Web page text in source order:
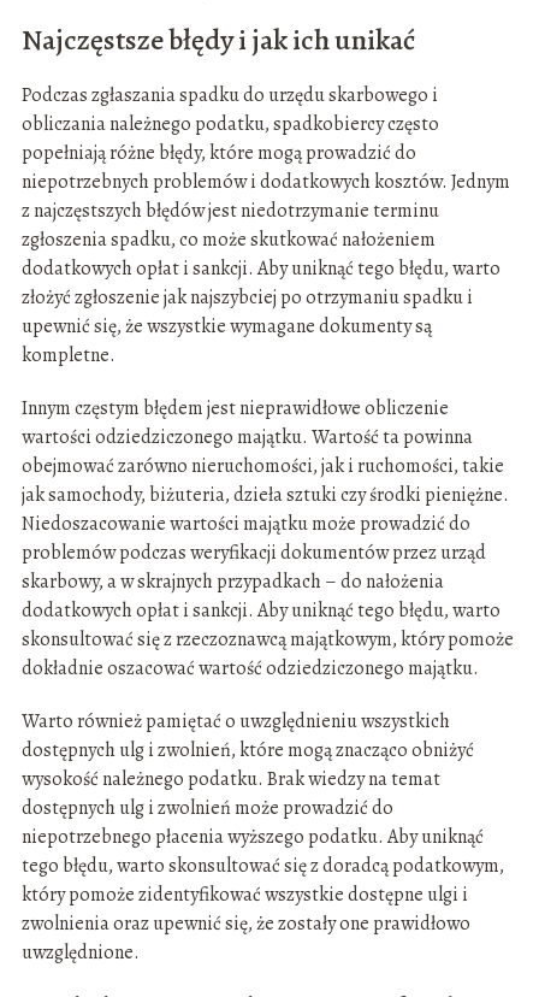
Najczęstsze błędy i jak ich unikać
Podczas zgłaszania spadku do urzędu skarbowego i
obliczania należnego podatku, spadkobiercy często
popełniają różne błędy, które mogą prowadzić do
niepotrzebnych problemów i dodatkowych kosztów. Jednym
z najczęstszych błędów jest niedotrzymanie terminu
zgłoszenia spadku, co może skutkować nałożeniem
dodatkowych opłat i sankcji. Aby uniknąć tego błędu, warto
złożyć zgłoszenie jak najszybciej po otrzymaniu spadku i
upewnić się, że wszystkie wymagane dokumenty są
kompletne.
Innym częstym błędem jest nieprawidłowe obliczenie
wartości odziedziczonego majątku. Wartość ta powinna
obejmować zarówno nieruchomości, jak i ruchomości, takie
jak samochody, biżuteria, dzieła sztuki czy środki pieniężne.
Niedoszacowanie wartości majątku może prowadzić do
problemów podczas weryfikacji dokumentów przez urząd
skarbowy, a w skrajnych przypadkach – do nałożenia
dodatkowych opłat i sankcji. Aby uniknąć tego błędu, warto
skonsultować się z rzeczoznawcą majątkowym, który pomoże
dokładnie oszacować wartość odziedziczonego majątku.
Warto również pamiętać o uwzględnieniu wszystkich
dostępnych ulg i zwolnień, które mogą znacząco obniżyć
wysokość należnego podatku. Brak wiedzy na temat
dostępnych ulg i zwolnień może prowadzić do
niepotrzebnego płacenia wyższego podatku. Aby uniknąć
tego błędu, warto skonsultować się z doradcą podatkowym,
który pomoże zidentyfikować wszystkie dostępne ulgi i
zwolnienia oraz upewnić się, że zostały one prawidłowo
uwzględnione.